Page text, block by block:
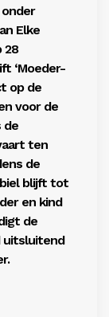
Elke
28
‘Moeder-
op de
voor de
de
ten
de
blijft tot
en kind
de
uitsluitend